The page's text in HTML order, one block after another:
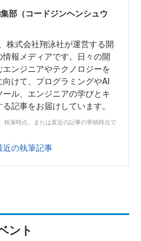
部（コードジンヘンシュウ
株式会社翔泳社が運営する開
報メディアです。日々の開
ンジニアやテクノロジーを
けて、プログラミングやAI
ル、エンジニアの学びとキ
記事をお届けしています。
執筆時点、または直近の記事の寄稿時点で
近の執筆記事
ント